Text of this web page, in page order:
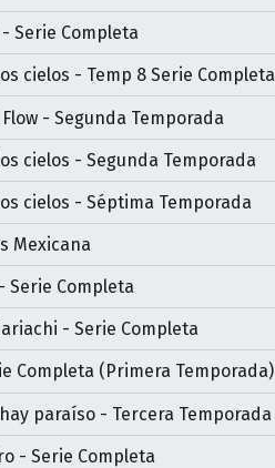
- Serie Completa
cielos - Temp 8 Serie Completa
- Segunda Temporada
cielos - Segunda Temporada
cielos - Séptima Temporada
Mexicana
Serie Completa
- Serie Completa
Completa (Primera Temporada)
paraíso - Tercera Temporada
- Serie Completa